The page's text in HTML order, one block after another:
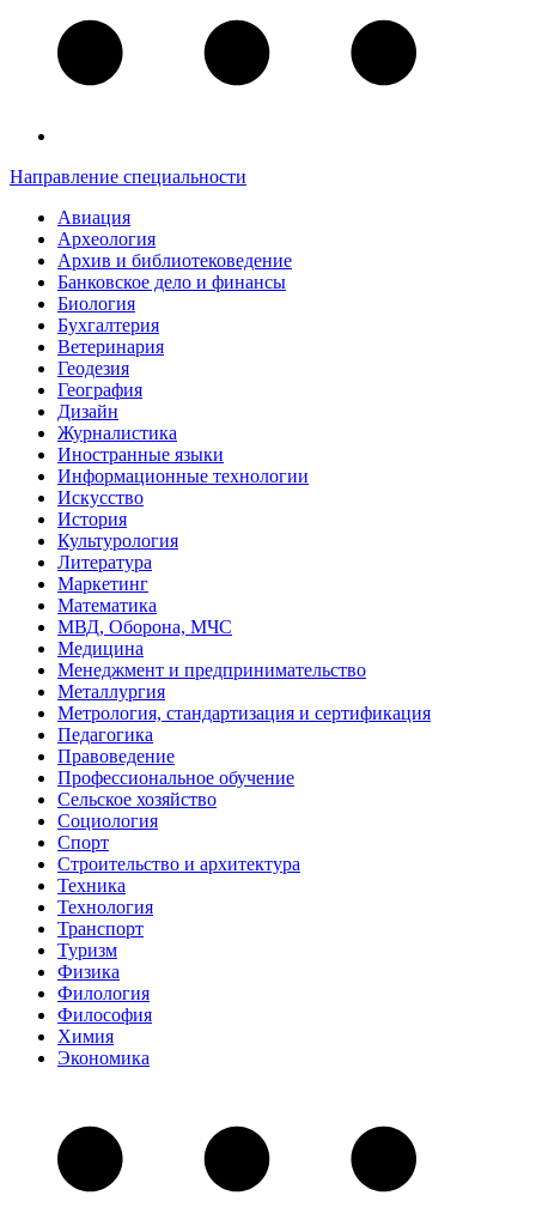
Направление специальности
Авиация
Археология
Архив и библиотековедение
Банковское дело и финансы
Биология
Бухгалтерия
Ветеринария
Геодезия
География
Дизайн
Журналистика
Иностранные языки
Информационные технологии
Искусство
История
Культурология
Литература
Маркетинг
Математика
МВД, Оборона, МЧС
Медицина
Менеджмент и предпринимательство
Металлургия
Метрология, стандартизация и сертификация
Педагогика
Правоведение
Профессиональное обучение
Сельское хозяйство
Социология
Спорт
Строительство и архитектура
Техника
Технология
Транспорт
Туризм
Физика
Филология
Философия
Химия
Экономика